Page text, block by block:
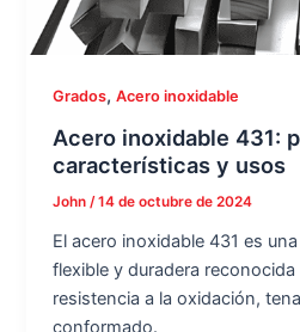
Grados,Acero inoxidable
Acero inoxidable 431:
características y usos
John /14 de octubre de 2024
El acero inoxidable 431 es
flexible y duradera
resistencia a la oxidación,
conformado.